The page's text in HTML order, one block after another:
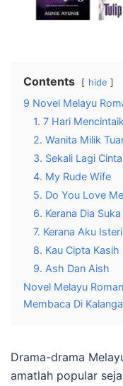
Contents hide
9 Novel Melayu
1. 7 Hari
2. Wanita Milik
3. Sekali Lagi
4. My Rude Wife
5. Do You Love
6. Kerana Dia Suka
7. Kerana Aku
8. Kau Cipta Kasih
9. Ash Dan Aish
Novel Melayu
Membaca Di
Drama-drama
amatlah popular